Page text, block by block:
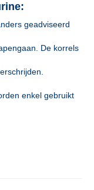
geadviseerd
De korrels
enkel gebruikt